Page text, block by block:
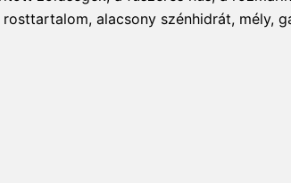
alacsony szénhidrát, mély,